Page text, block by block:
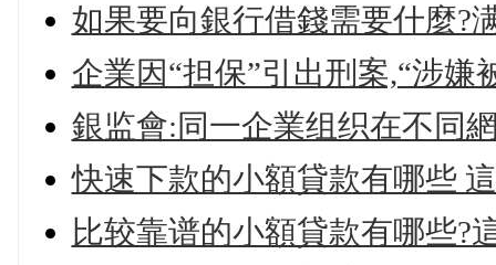
如果要向銀行借錢需要什麼?
企業因“担保”引出刑案,“涉嫌
銀监會:同一企業组织在不同
快速下款的小額貸款有哪些
比较靠谱的小額貸款有哪些?